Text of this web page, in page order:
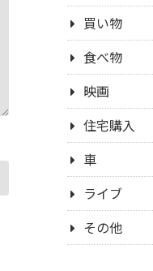
買い物
食べ物
映画
住宅購入
車
ライブ
その他